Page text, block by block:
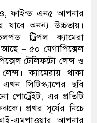
ফাইন্ড এন৫ আপনার
যাবে অনন্য উচ্চতায়।
ট্রিপল ক্যামেরা
– ৫০ মেগাপিক্সেল
টেলিফটো লেন্স ও
ক্যামেরায় থাকা
সিটিস্ক্যাপের ছবি
এর প্রতিটি
প্রখর সূর্যের নিচে
এমপাওয়ার আপনার